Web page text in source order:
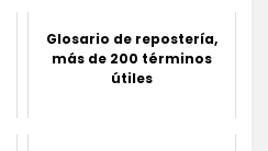
Glosario de repostería,
más de 200 términos
útiles